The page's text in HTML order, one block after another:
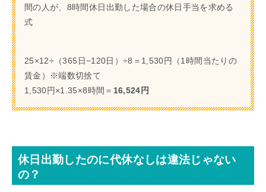
間の人が、8時間休日出勤した場合の休日手当を求める
式
25×12÷（365日−120日）÷8＝1,530円（1時間当たりの
賃金）※端数切捨て
1,530円×1.35×8時間＝ 16,524円
休日出勤したのに代休なしは違法じゃない
の？